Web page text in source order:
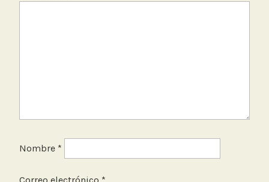
Nombre *
Correo electrónico *